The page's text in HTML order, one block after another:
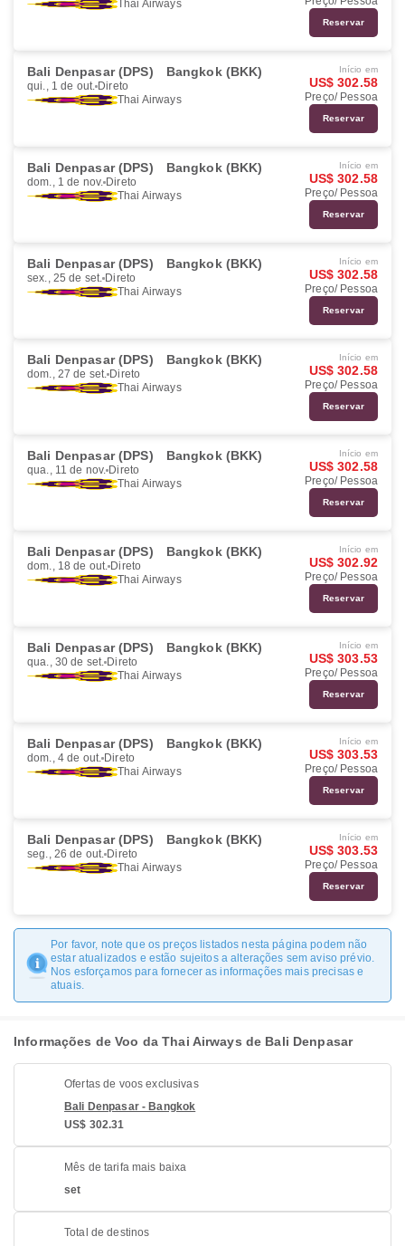
Thai Airways
Reservar
Bali Denpasar (DPS) Bangkok (BKK)
qui., 1 de out. Direto
Thai Airways
Início em
US$ 302.58
Preço/ Pessoa
Reservar
Bali Denpasar (DPS) Bangkok (BKK)
dom., 1 de nov. Direto
Thai Airways
Início em
US$ 302.58
Preço/ Pessoa
Reservar
Bali Denpasar (DPS) Bangkok (BKK)
sex., 25 de set. Direto
Thai Airways
Início em
US$ 302.58
Preço/ Pessoa
Reservar
Bali Denpasar (DPS) Bangkok (BKK)
dom., 27 de set. Direto
Thai Airways
Início em
US$ 302.58
Preço/ Pessoa
Reservar
Bali Denpasar (DPS) Bangkok (BKK)
qua., 11 de nov. Direto
Thai Airways
Início em
US$ 302.58
Preço/ Pessoa
Reservar
Bali Denpasar (DPS) Bangkok (BKK)
dom., 18 de out. Direto
Thai Airways
Início em
US$ 302.92
Preço/ Pessoa
Reservar
Bali Denpasar (DPS) Bangkok (BKK)
qua., 30 de set. Direto
Thai Airways
Início em
US$ 303.53
Preço/ Pessoa
Reservar
Bali Denpasar (DPS) Bangkok (BKK)
dom., 4 de out. Direto
Thai Airways
Início em
US$ 303.53
Preço/ Pessoa
Reservar
Bali Denpasar (DPS) Bangkok (BKK)
seg., 26 de out. Direto
Thai Airways
Início em
US$ 303.53
Preço/ Pessoa
Reservar
Por favor, note que os preços listados nesta página podem não
estar atualizados e estão sujeitos a alterações sem aviso prévio.
Nos esforçamos para fornecer as informações mais precisas e
atuais.
Informações de Voo da Thai Airways de Bali Denpasar
Ofertas de voos exclusivas
Bali Denpasar - Bangkok
US$ 302.31
Mês de tarifa mais baixa
set
Total de destinos